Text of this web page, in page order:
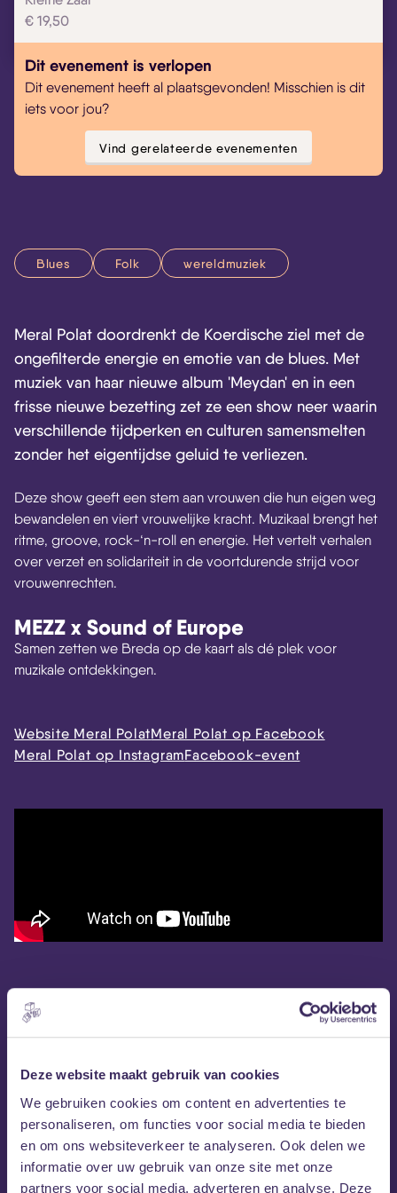
Deze website maakt gebruik van cookies
We gebruiken cookies om content en advertenties te
personaliseren, om functies voor social media te bieden
en om ons websiteverkeer te analyseren. Ook delen we
informatie over uw gebruik van onze site met onze
partners voor social media, adverteren en analyse. Deze
€ 19,50
Dit evenement is verlopen
Dit evenement heeft al plaatsgevonden! Misschien is dit
iets voor jou?
Vind gerelateerde evenementen
Blues Folk wereldmuziek
Meral Polat doordrenkt de Koerdische ziel met de
ongefilterde energie en emotie van de blues. Met
muziek van haar nieuwe album 'Meydan' en in een
frisse nieuwe bezetting zet ze een show neer waarin
verschillende tijdperken en culturen samensmelten
zonder het eigentijdse geluid te verliezen.
Deze show geeft een stem aan vrouwen die hun eigen weg
bewandelen en viert vrouwelijke kracht. Muzikaal brengt het
ritme, groove, rock-‘n-roll en energie. Het vertelt verhalen
over verzet en solidariteit in de voortdurende strijd voor
vrouwenrechten.
MEZZ x Sound of Europe
Samen zetten we Breda op de kaart als dé plek voor
muzikale ontdekkingen.
Website Meral PolatMeral Polat op Facebook
Meral Polat op InstagramFacebook-event